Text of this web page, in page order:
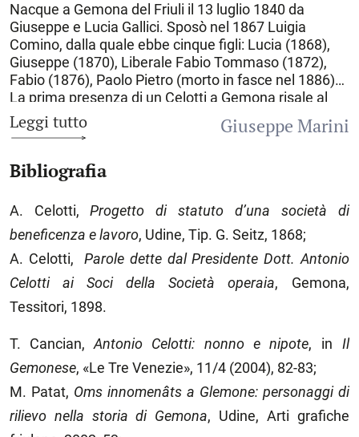
Nacque a Gemona del Friuli il 13 luglio 1840 da
Giuseppe e Lucia Gallici. Sposò nel 1867 Luigia
Comino, dalla quale ebbe cinque figli: Lucia (1868),
Giuseppe (1870), Liberale Fabio Tommaso (1872),
Fabio (1876), Paolo Pietro (morto in fasce nel 1886).
La prima presenza di un Celotti a Gemona risale al
1429, quando gli archivi riportano un «de salariando
Celotum de Mocio ad aptandam fontem». Un Daniel
1516 l’archivio parrocchiale registra a Gemona i tre
«magistri» fratelli Zeloth, probabilmente scesi a
Gemona per la ricostruzione della cittadina dopo il
terremoto del 1511. Insediatisi colà, nel secolo XVII
vennero citati come «domini», ossia proprietari
terrieri, tant’è che nel 1668 un Giovanni Celotti, dottor
fisico laureato a Padova, sposò la nobile Tranquilla
Comelli. Medici, avvocati, notai ed anche sacerdoti, i
Celotti si distinsero nella comunità gemonese fino a
politica e amministrativa locale e udinese. Il padre di
Antonio, Giuseppe, partecipò ai moti del 1848 come
comandante della guardia nazionale gemonese,
mentre la madre Lucia Gallici, il 12 aprile, nel duomo
di Gemona, fece da madrina alla benedizione della
bandiera tricolore. Laureatosi in giurisprudenza a
Leggi tutto
Giuseppe Marini
Bibliografia
A. Celotti, Progetto di statuto d’una società di
beneficenza e lavoro, Udine, Tip. G. Seitz, 1868;
A. Celotti, Parole dette dal Presidente Dott. Antonio
Celotti ai Soci della
Società operaia, Gemona,
Tessitori, 1898.
T. Cancian, Antonio Celotti: nonno e nipote, in Il
Gemonese, «Le Tre Venezie», 11/4 (2004), 82-83;
M. Patat, Oms innomenâts a Glemone: personaggi di
rilievo nella storia di Gemona, Udine, Arti grafiche